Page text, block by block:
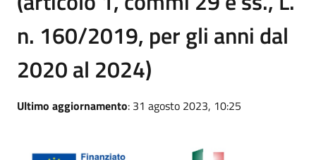
n. 160/2019, per gli anni dal
2020 al 2024)
Ultimo aggiornamento: 31 agosto 2023, 10:25